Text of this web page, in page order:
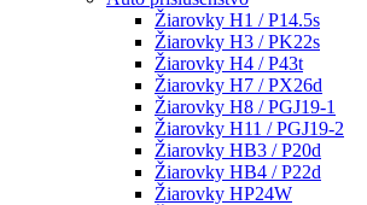
Žiarovky H1 / P14.5s
Žiarovky H3 / PK22s
Žiarovky H4 / P43t
Žiarovky H7 / PX26d
Žiarovky H8 / PGJ19-1
Žiarovky H11 / PGJ19-2
Žiarovky HB3 / P20d
Žiarovky HB4 / P22d
Žiarovky HP24W